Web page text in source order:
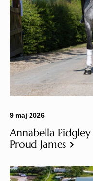
All Pages
News
Salgsheste
Hingste
9 maj 2026
Annabella
Proud James